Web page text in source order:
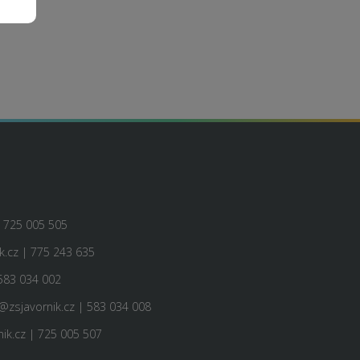
005 505
| 775 243 635
034 002
| 583 034 008
| 725 005 507